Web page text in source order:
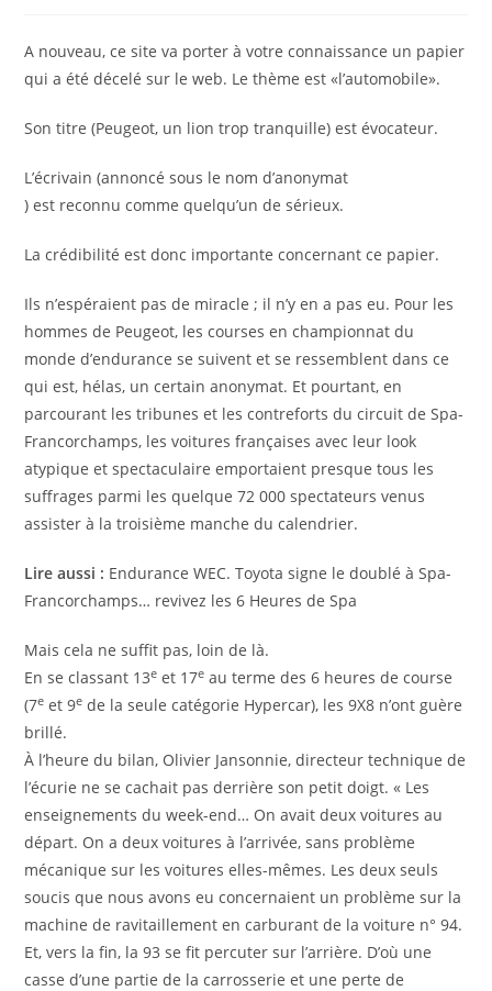
A nouveau, ce site va porter à votre connaissance un papier
qui a été décelé sur le web. Le thème est «l’automobile».
Son titre (Peugeot, un lion trop tranquille) est évocateur.
L’écrivain (annoncé sous le nom d’anonymat
) est reconnu comme quelqu’un de sérieux.
La crédibilité est donc importante concernant ce papier.
Ils n’espéraient pas de miracle ; il n’y en a pas eu. Pour les
hommes de Peugeot, les courses en championnat du
monde d’endurance se suivent et se ressemblent dans ce
qui est, hélas, un certain anonymat. Et pourtant, en
parcourant les tribunes et les contreforts du circuit de Spa-
Francorchamps, les voitures françaises avec leur look
atypique et spectaculaire emportaient presque tous les
suffrages parmi les quelque 72 000 spectateurs venus
assister à la troisième manche du calendrier.
Lire aussi : Endurance WEC. Toyota signe le doublé à Spa-
Francorchamps… revivez les 6 Heures de Spa
Mais cela ne suffit pas, loin de là.
En se classant 13e et 17e au terme des 6 heures de course
(7e et 9e de la seule catégorie Hypercar), les 9X8 n’ont guère
brillé.
À l’heure du bilan, Olivier Jansonnie, directeur technique de
l’écurie ne se cachait pas derrière son petit doigt. « Les
enseignements du week-end… On avait deux voitures au
départ. On a deux voitures à l’arrivée, sans problème
mécanique sur les voitures elles-mêmes. Les deux seuls
soucis que nous avons eu concernaient un problème sur la
machine de ravitaillement en carburant de la voiture n° 94.
Et, vers la fin, la 93 se fit percuter sur l’arrière. D’où une
casse d’une partie de la carrosserie et une perte de